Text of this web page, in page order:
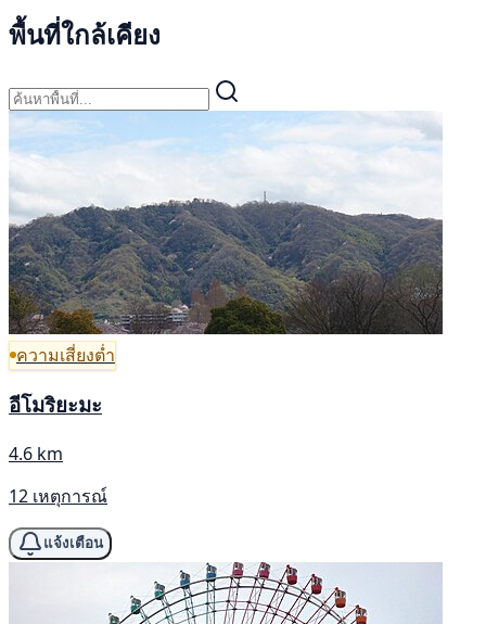
พื้นที่ใกล้เคียง
ความเสี่ยงต่ำ
อีโมริยะมะ
4.6 km
12 เหตุการณ์
แจ้งเตือน